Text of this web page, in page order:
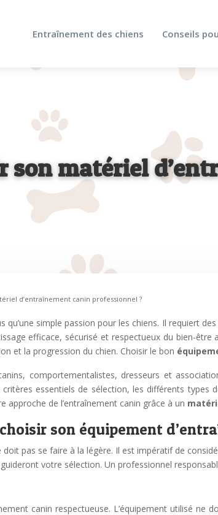
Entraînement des chiens Conseils
son matériel
d’entraînement canin professionnel ?
qu’une simple passion pour les chiens. Il requiert
efficace, sécurisé et respectueux du bien-
et la progression du chien. Choisir le bon
comportementalistes, dresseurs et
essentiels de sélection, les différents
de l’entraînement canin grâce à un
son équipement
doit pas se faire à la légère. Il est impératif de
votre sélection. Un professionnel
canin respectueuse. L’équipement utilisé